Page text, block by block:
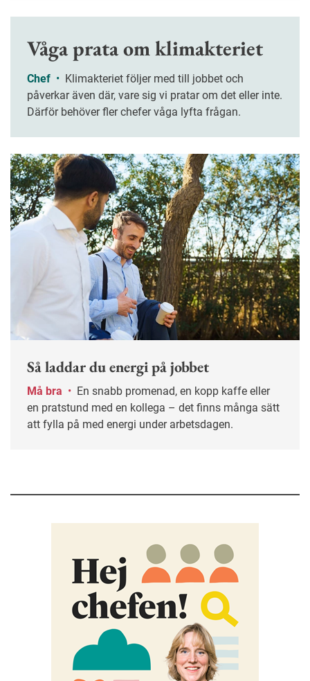
Våga prata om klimakteriet
Chef •
påverkar även där, vare sig vi pratar om det eller inte.
Därför behöver fler chefer våga lyfta frågan.
Så laddar du energi på jobbet
Må bra •
en pratstund med en kollega – det finns många sätt
att fylla på med energi under arbetsdagen.